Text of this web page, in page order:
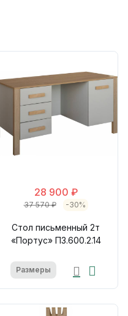
28 900 ₽
37 570 ₽ -30%
Стол письменный 2т
«Портус» П3.600.2.14
Размеры